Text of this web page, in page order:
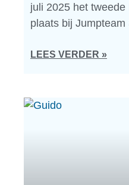
juli 2025 het
plaats bij Jumpteam
LEES VERDER »